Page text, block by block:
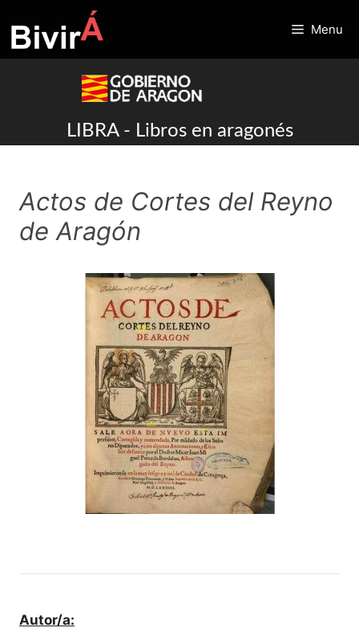
to
content
Menu
LIBRA - Libros en aragonés
Actos de Cortes del Reyno
de Aragón
Autor/a: